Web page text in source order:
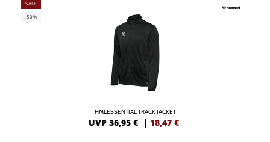
SALE
-50%
HMLESSENTIAL TRACK JACKET
UVP 36,95 € | 18,47 €